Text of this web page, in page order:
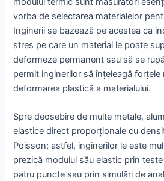
vorba de selectarea materialelor
Inginerii se bazează pe acestea ca
stres pe care un material le poate
deformeze permanent sau să se
permit inginerilor să înțeleagă forțele
deformarea plastică a materialului.
Spre deosebire de multe metale,
elastice direct proporționale cu
Poisson; astfel, inginerilor le este
prezică modulul său elastic prin
patru puncte sau prin simulări de